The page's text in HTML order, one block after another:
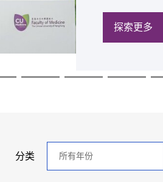
探索更多
探索更多
探索更多
探索更多
探索更多
探索更多
探索更多
探索更多
探索更多
探索更多
探索更多
探索更多
分类
类